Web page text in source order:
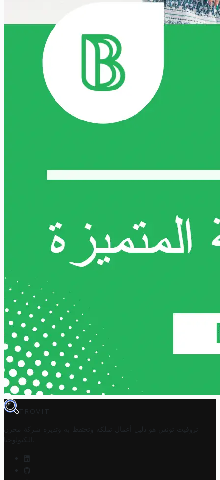
TROVIT
تروفيت تونس هو دليل أعمال تملكه وتحتفظ به وتديره
شركة مخزن
التكنولوجيا